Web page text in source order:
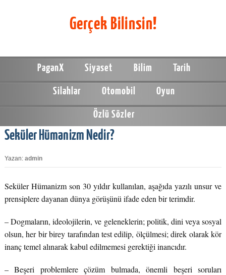
Gerçek Bilinsin!
PaganX Siyaset Bilim Tarih
Silahlar Otomobil Oyun
Özlü Sözler
Seküler Hümanizm Nedir?
Yazan: admin
Seküler Hümanizm son 30 yıldır kullanılan, aşağıda yazılı unsur ve
prensiplere dayanan dünya görüşünü ifade eden bir terimdir.
– Dogmaların, ideolojilerin, ve geleneklerin; politik, dini veya sosyal
olsun, her bir birey tarafından test edilip, ölçülmesi; direk olarak kör
inanç temel alınarak kabul edilmemesi gerektiği inancıdır.
– Beşeri problemlere çözüm bulmada, önemli beşeri soruları